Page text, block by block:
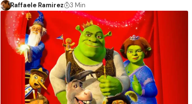
Raffaele Ramirez 3 Min